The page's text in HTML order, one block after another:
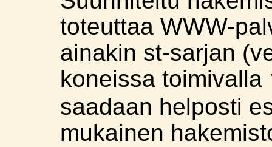
toteuttaa WWW-
ainakin st-sarjan
koneissa toimivalla
saadaan helposti
mukainen